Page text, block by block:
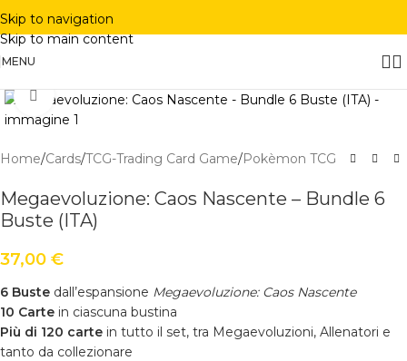
Skip to navigation
Skip to main content
MENU
Click to enlarge
Home/Cards/TCG-Trading Card Game/Pokèmon TCG
Megaevoluzione: Caos Nascente – Bundle 6
Buste (ITA)
37,00 €
6 Buste dall’espansione Megaevoluzione: Caos Nascente
10 Carte in ciascuna bustina
Più di 120 carte in tutto il set, tra Megaevoluzioni, Allenatori e
tanto da collezionare